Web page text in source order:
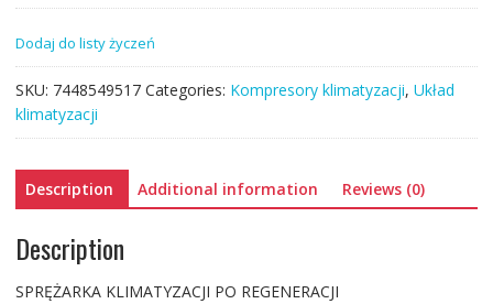
1.6
HDI
quantity
Dodaj do listy życzeń
SKU: 7448549517 Categories: Kompresory klimatyzacji, Układ
klimatyzacji
Description Additional information Reviews (0)
Description
SPRĘŻARKA KLIMATYZACJI PO REGENERACJI